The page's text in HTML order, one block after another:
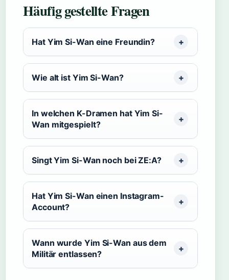
Häufig gestellte Fragen
Hat Yim Si-Wan eine Freundin?
Wie alt ist Yim Si-Wan?
In welchen K-Dramen hat Yim Si-
Wan mitgespielt?
Singt Yim Si-Wan noch bei ZE:A?
Hat Yim Si-Wan einen Instagram-
Account?
Wann wurde Yim Si-Wan aus dem
Militär entlassen?